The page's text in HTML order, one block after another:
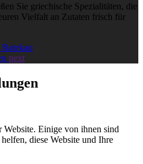
Sie griechische Spezialitäten, die
Vielfalt an Zutaten frisch für
next
Website. Einige von ihnen sind
diese Website und Ihre